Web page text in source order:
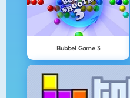
Bubbel Game 3